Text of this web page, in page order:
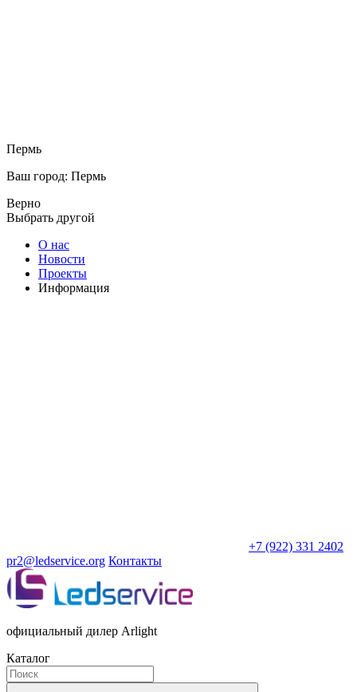
Пермь
Ваш город: Пермь
Верно
Выбрать другой
О нас
Новости
Проекты
Информация
+7 (922) 331 2402
pr2@ledservice.org Контакты
официальный дилер Arlight
Каталог